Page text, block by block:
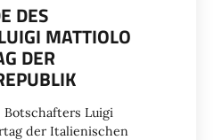
DES
MATTIOLO
DER
Botschafters Luigi
der Italienischen